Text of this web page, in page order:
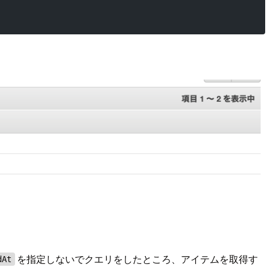
を指定しないでクエリをしたところ、アイテムを取得す